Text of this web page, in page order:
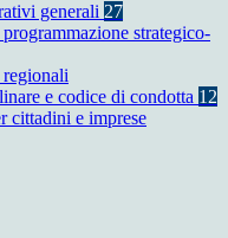
generali 27
strategico-
e codice di condotta 12
cittadini e imprese